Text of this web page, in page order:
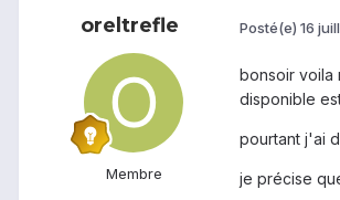
oreltrefle
Membre
Posté(e) 16
bonsoir voila
disponible
pourtant j'ai
je précise